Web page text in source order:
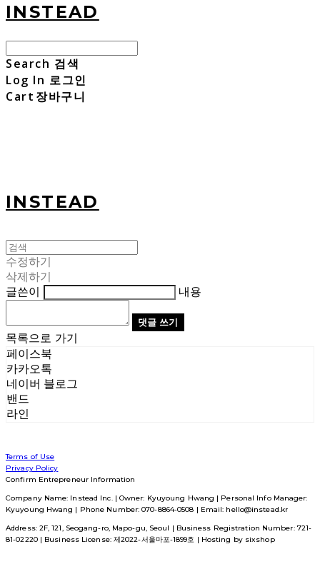
INSTEAD
Search 검색
Log In 로그인
Cart 장바구니
INSTEAD
수정하기
삭제하기
글쓴이
내용
댓글 쓰기
목록으로 가기
페이스북
카카오톡
네이버 블로그
밴드
라인
Terms of Use
Privacy Policy
Confirm Entrepreneur Information
Company Name: Instead Inc. | Owner: Kyuyoung Hwang | Personal Info Manager:
Kyuyoung Hwang | Phone Number: 070-8864-0508 | Email: hello@instead.kr
Address: 2F, 121, Seogang-ro, Mapo-gu, Seoul | Business Registration Number: 721-
81-02220| Business License: 제2022-서울마포-1899호 | Hosting by sixshop